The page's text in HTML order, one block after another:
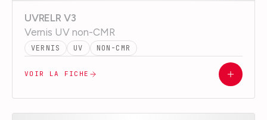
UVRELR V3
Vernis UV non-CMR
VERNIS UV NON-CMR
VOIR LA FICHE